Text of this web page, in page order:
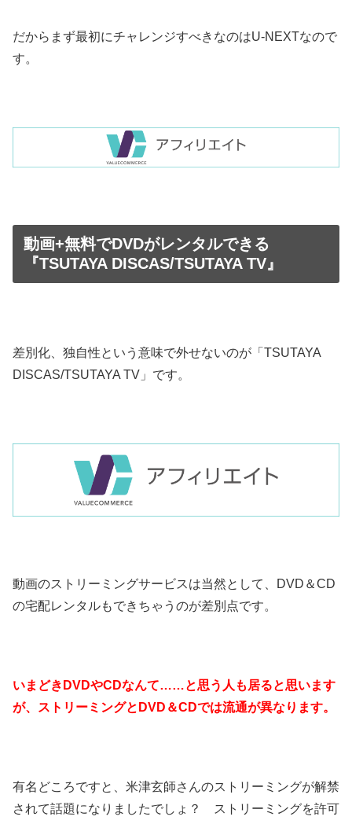
だからまず最初にチャレンジすべきなのはU-NEXTなので
す。
動画+無料でDVDがレンタルできる
『TSUTAYA DISCAS/TSUTAYA TV』
差別化、独自性という意味で外せないのが「TSUTAYA
DISCAS/TSUTAYA TV」です。
動画のストリーミングサービスは当然として、DVD＆CD
の宅配レンタルもできちゃうのが差別点です。
いまどきDVDやCDなんて……と思う人も居ると思います
が、ストリーミングとDVD＆CDでは流通が異なります。
有名どころですと、米津玄師さんのストリーミングが解禁
されて話題になりましたでしょ？ ストリーミングを許可